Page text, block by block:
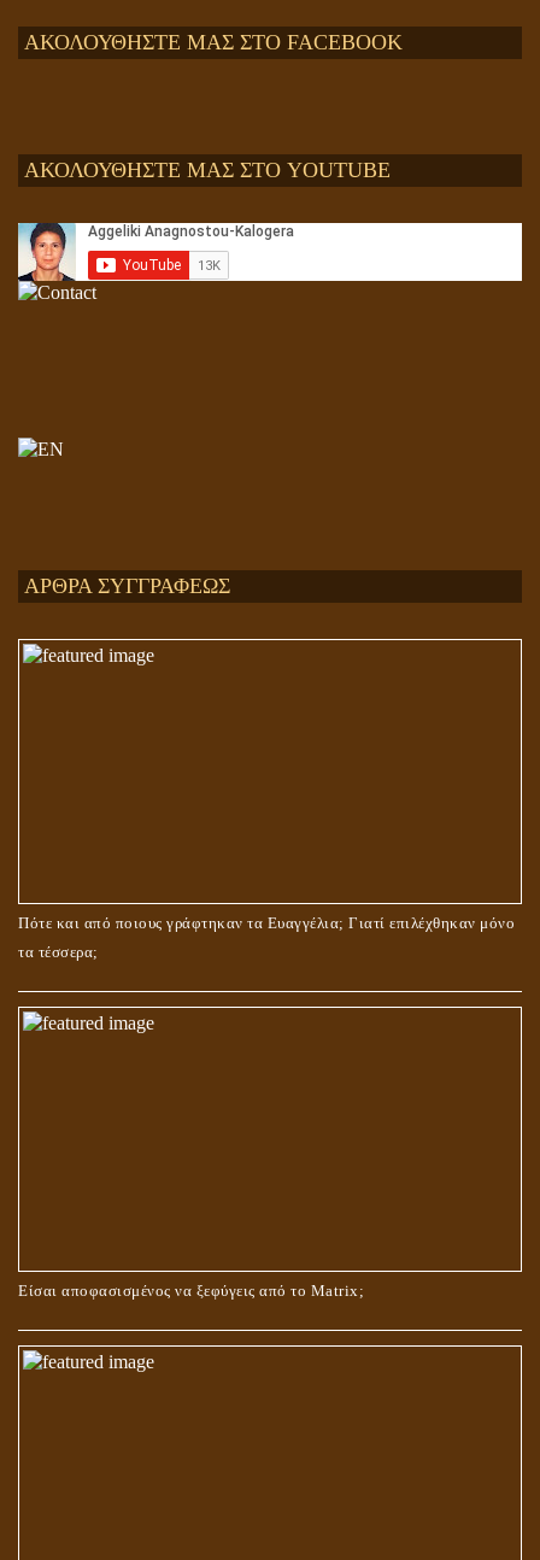
ΑΡΘΡΑ ΣΥΓΓΡΑΦΕΩΣ
Πότε και από ποιους γράφτηκαν τα Ευαγγέλια; Γιατί επιλέχθηκαν μόνο
τα τέσσερα;
Είσαι αποφασισμένος να ξεφύγεις από το Matrix;
Αληθής και επίπλαστη πνευματικότητα
ΤΟ ΣΗΜΕΙΟ ΤΟΥ ΣΤΑΥΡΟΥ
ΝΗΠΙΑΚΑ ΤΟΥ ΧΡΟΝΙΑ
ΑΚΟΛΟΥΘΗΣΤΕ ΜΑΣ ΣΤΟ FACEBOOK
ΑΚΟΛΟΥΘΗΣΤΕ ΜΑΣ ΣΤΟ YOUTUBE